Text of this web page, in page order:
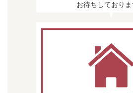
お待ちしておりま